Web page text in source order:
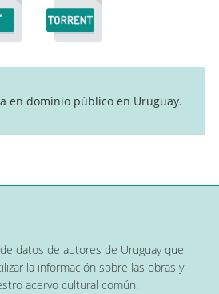
en dominio público en Uruguay.
datos de autores de Uruguay que
la información sobre las obras y
acervo cultural común.